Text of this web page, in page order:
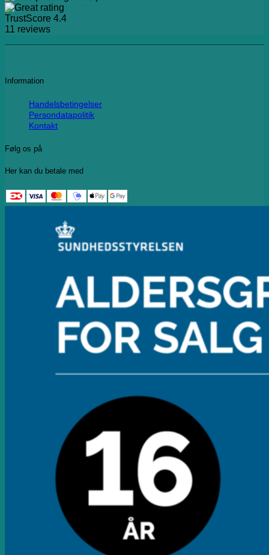
TrustScore 4.4
11 reviews
Information
Handelsbetingelser
Persondatapolitik
Kontakt
Følg os på
Her kan du betale med